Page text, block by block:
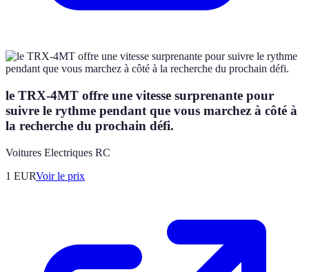
le TRX-4MT offre une vitesse surprenante pour
suivre le rythme pendant que vous marchez à côté à
la recherche du prochain défi.
Voitures Electriques RC
1 EURVoir le prix